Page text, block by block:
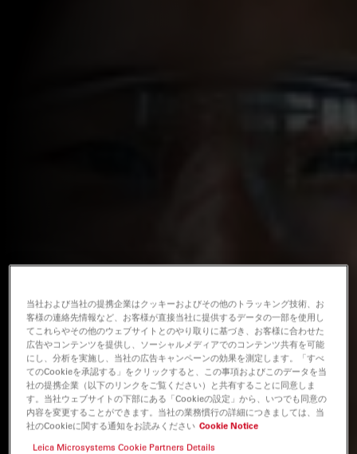
当社および当社の提携企業はクッキーおよびその他のトラッキング技術、お
客様の連絡先情報など、お客様が直接当社に提供するデータの一部を使用し
てこれらやその他のウェブサイトとのやり取りに基づき、お客様に合わせた
広告やコンテンツを提供し、ソーシャルメディアでのコンテンツ共有を可能
にし、分析を実施し、当社の広告キャンペーンの効果を測定します。「すべ
てのCookieを承認する」をクリックすると、この事項およびこのデータを当
社の提携企業（以下のリンクをご覧ください）と共有することに同意しま
す。当社ウェブサイトの下部にある「Cookieの設定」から、いつでも同意の
内容を変更することができます。当社の業務慣行の詳細につきましては、当
社のCookieに関する通知をお読みください Cookie Notice
Leica Microsystems Cookie Partners Details